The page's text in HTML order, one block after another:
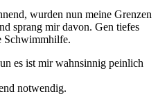
wurden nun meine Grenzen
sprang mir davon. Gen tiefes
Schwimmhilfe.
es ist mir wahnsinnig peinlich
notwendig.